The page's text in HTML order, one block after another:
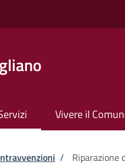
Vivere il
/ Riparazione